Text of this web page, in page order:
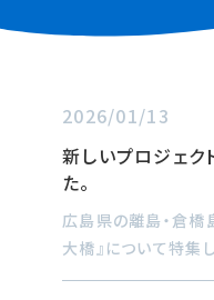
2026/01/13
新しいプロジェク
た。
広島県の離島・倉橋
大橋』について特集